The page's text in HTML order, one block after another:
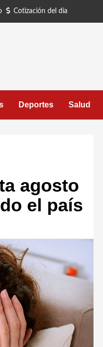
Cotización del día
Deportes Salud
agosto
el país